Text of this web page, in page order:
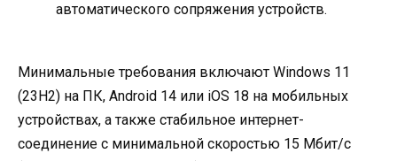
автоматического сопряжения устройств.
Минимальные требования включают Windows 11
(23H2) на ПК, Android 14 или iOS 18 на мобильных
устройствах, а также стабильное интернет-
соединение с минимальной скоростью 15 Мбит/с